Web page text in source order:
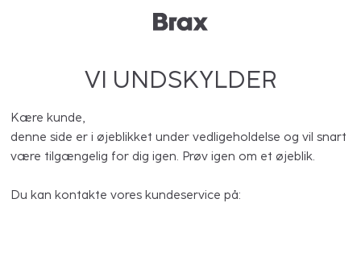
VI UNDSKYLDER
Kære kunde,
denne side er i øjeblikket under vedligeholdelse og vil snart
være tilgængelig for dig igen. Prøv igen om et øjeblik.
Du kan kontakte vores kundeservice på: